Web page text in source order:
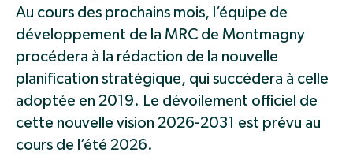
Au cours des prochains mois, l’équipe de
développement de la MRC de Montmagny
procédera à la rédaction de la nouvelle
planification stratégique, qui succédera à celle
adoptée en 2019. Le dévoilement officiel de
cette nouvelle vision 2026-2031 est prévu au
cours de l’été 2026.